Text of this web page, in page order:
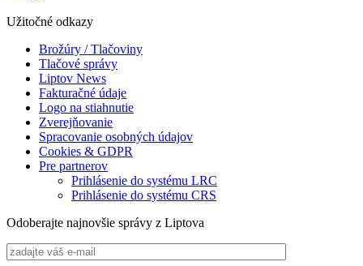
Užitočné odkazy
Brožúry / Tlačoviny
Tlačové správy
Liptov News
Fakturačné údaje
Logo na stiahnutie
Zverejňovanie
Spracovanie osobných údajov
Cookies & GDPR
Pre partnerov
Prihlásenie do systému LRC
Prihlásenie do systému CRS
Odoberajte najnovšie správy z Liptova